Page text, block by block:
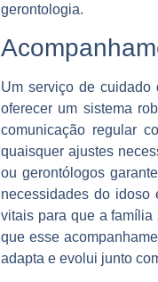
gerontologia.
Um serviço de
oferecer um sistema
comunicação regular
quaisquer ajustes
ou gerontólogos
necessidades do idoso
vitais para que a
que esse
adapta e evolui junto